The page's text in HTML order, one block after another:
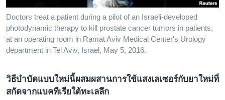
ติดตามเรา
เลือกภาษา
Doctors treat a patient during a pilot of an Israeli-developed
photodynamic therapy to kill prostate cancer tumors in patients,
at an operating room in Ramat Aviv Medical Center's Urology
department in Tel Aviv, Israel, May 5, 2016.
วิธีบำบัดแบบใหม่นี้ผสมผสานการใช้แสงเลเซอร์กับยาใหม่ที่
สกัดจากแบคทีเรียใต้ทะเลลึก